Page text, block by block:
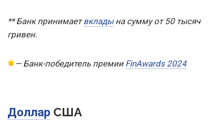
** Банк принимаетвкладына сумму от 50 тысяч
гривен.
— Банк-победитель премии FinAwards 2024
Доллар США